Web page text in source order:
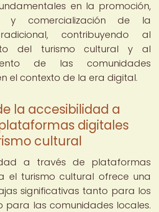
en la promoción,
y comercialización de la
contribuyendo al
del turismo cultural y al
de las comunidades
el contexto de la era digital.
la accesibilidad a
digitales
cultural
a través de plataformas
el turismo cultural ofrece una
significativas tanto para los
para las comunidades locales.